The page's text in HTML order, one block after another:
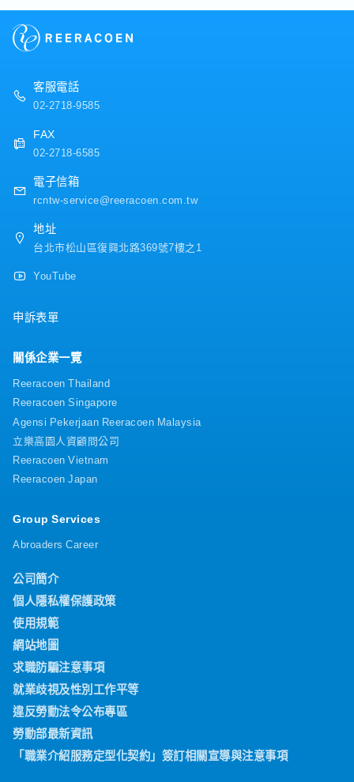
・年終獎金（視業績調整／去年1.5~2個月。但工作
未滿兩年的員工，以在職工作月數計算）
・語言津貼（N1：NT3,000、N2：NT2,000）
・各種禮金（生日／NT1,000分的商品券、年尾禮金
／NT3,000分的商品券。）
・尾牙
客服電話
02-2718-9585
FAX
02-2718-6585
電子信箱
rcntw-service@reeracoen.com.tw
地址
台北市松山區復興北路369號7樓之1
YouTube
申訴表單
關係企業一覽
Reeracoen Thailand
Reeracoen Singapore
Agensi Pekerjaan Reeracoen Malaysia
立樂高園人資顧問公司
Reeracoen Vietnam
Reeracoen Japan
Group Services
Abroaders Career
公司簡介
個人隱私權保護政策
使用規範
網站地圖
求職防騙注意事項
就業歧視及性別工作平等
違反勞動法令公布專區
勞動部最新資訊
「職業介紹服務定型化契約」簽訂相關宣導與注意事項